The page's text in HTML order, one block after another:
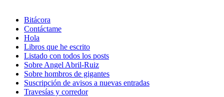
Bitácora
Contáctame
Hola
Libros que he escrito
Listado con todos los posts
Sobre Angel Abril-Ruiz
Sobre hombros de gigantes
Suscripción de avisos a nuevas entradas
Travesías y corredor